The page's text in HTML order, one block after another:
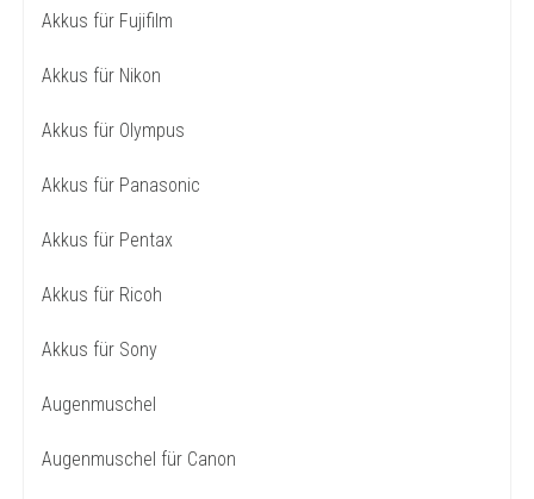
Akkus für Fujifilm
Akkus für Nikon
Akkus für Olympus
Akkus für Panasonic
Akkus für Pentax
Akkus für Ricoh
Akkus für Sony
Augenmuschel
Augenmuschel für Canon